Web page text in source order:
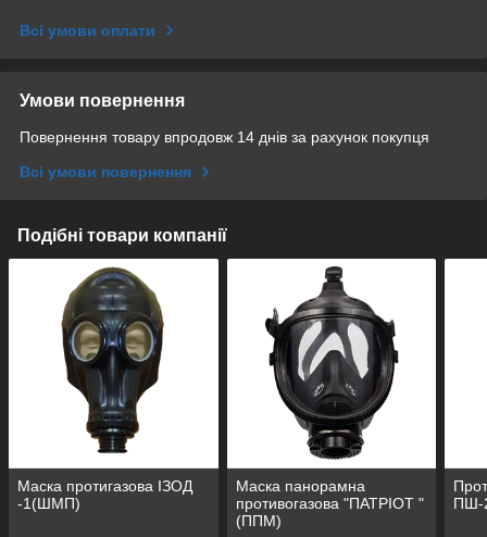
Всі умови оплати
Умови повернення
Повернення товару впродовж 14 днів за рахунок покупця
Всі умови повернення
Подібні товари компанії
Маска протигазова ІЗОД
-1(ШМП)
Маска панорамна
противогазова "ПАТРІОТ "
(ППМ)
ПШ-